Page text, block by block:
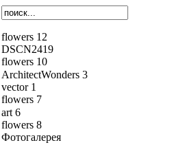
flowers 12
DSCN2419
flowers 10
ArchitectWonders 3
vector 1
flowers 7
art 6
flowers 8
Фотогалерея